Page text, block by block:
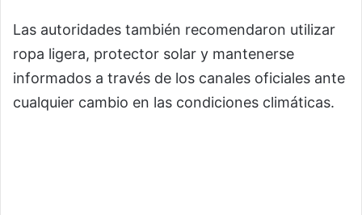
Las autoridades también recomendaron utilizar
ropa ligera, protector solar y mantenerse
informados a través de los canales oficiales ante
cualquier cambio en las condiciones climáticas.